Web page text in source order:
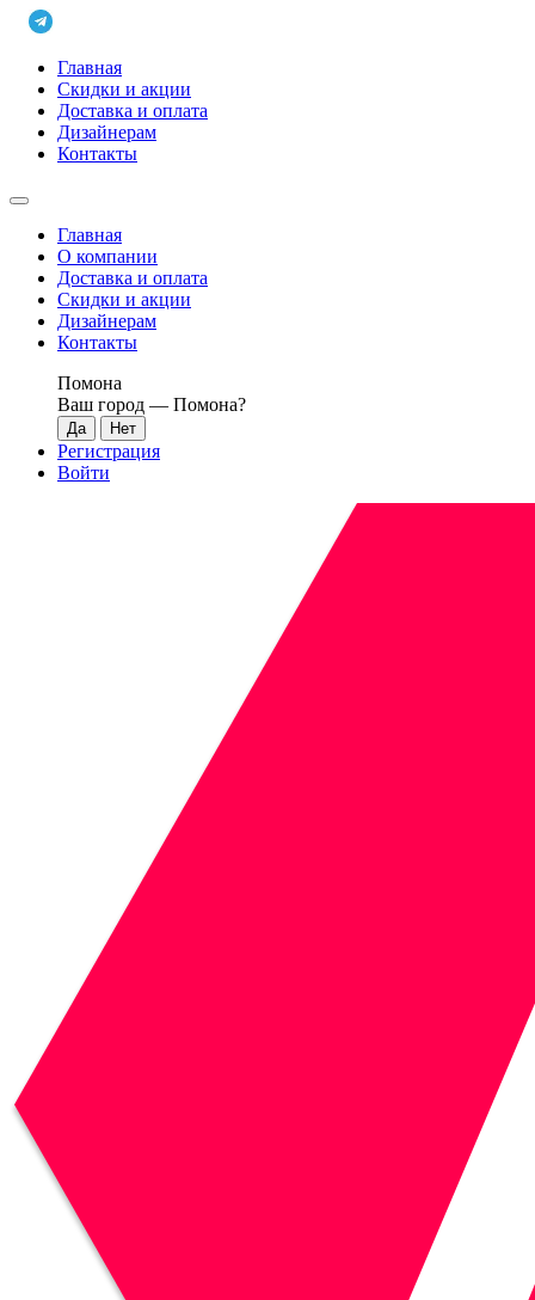
Главная
Скидки и акции
Доставка и оплата
Дизайнерам
Контакты
Главная
О компании
Доставка и оплата
Скидки и акции
Дизайнерам
Контакты
Помона
Ваш город — Помона?
Регистрация
Войти